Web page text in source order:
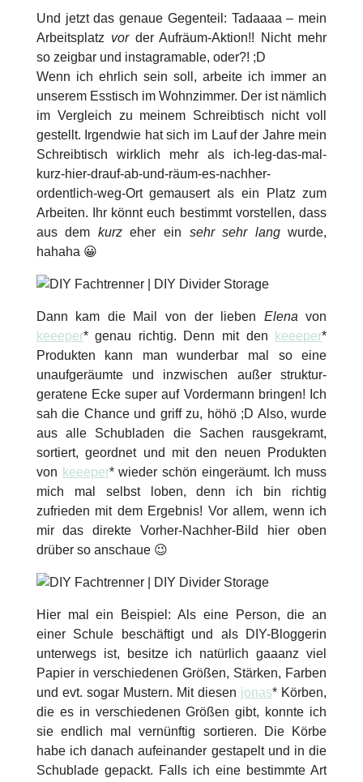
Und jetzt das genaue Gegenteil: Tadaaaa – mein
Arbeitsplatz vorder Aufräum-Aktion!! Nicht mehr
so zeigbar und instagramable, oder?! ;D
Wenn ich ehrlich sein soll, arbeite ich immer an
unserem Esstisch im Wohnzimmer. Der ist nämlich
im Vergleich zu meinem Schreibtisch nicht voll
gestellt. Irgendwie hat sich im Lauf der Jahre mein
Schreibtisch wirklich mehr als ich-leg-das-mal-
kurz-hier-drauf-ab-und-räum-es-nachher-
ordentlich-weg-Ort gemausert als ein Platz zum
Arbeiten. Ihr könnt euch bestimmt vorstellen, dass
aus dem kurzeher ein sehr sehr langwurde,
hahaha 😀
Dann kam die Mail von der lieben Elena von
keeeper* genau richtig. Denn mit den keeeper*
Produkten kann man wunderbar mal so eine
unaufgeräumte und inzwischen außer struktur-
geratene Ecke super auf Vordermann bringen! Ich
sah die Chance und griff zu, höhö ;D Also, wurde
aus alle Schubladen die Sachen rausgekramt,
sortiert, geordnet und mit den neuen Produkten
von keeeper* wieder schön eingeräumt. Ich muss
mich mal selbst loben, denn ich bin richtig
zufrieden mit dem Ergebnis! Vor allem, wenn ich
mir das direkte Vorher-Nachher-Bild hier oben
drüber so anschaue 😉
Hier mal ein Beispiel: Als eine Person, die an
einer Schule beschäftigt und als DIY-Bloggerin
unterwegs ist, besitze ich natürlich gaaanz viel
Papier in verschiedenen Größen, Stärken, Farben
und evt. sogar Mustern. Mit diesen jonas* Körben,
die es in verschiedenen Größen gibt, konnte ich
sie endlich mal vernünftig sortieren. Die Körbe
habe ich danach aufeinander gestapelt und in die
Schublade gepackt. Falls ich eine bestimmte Art